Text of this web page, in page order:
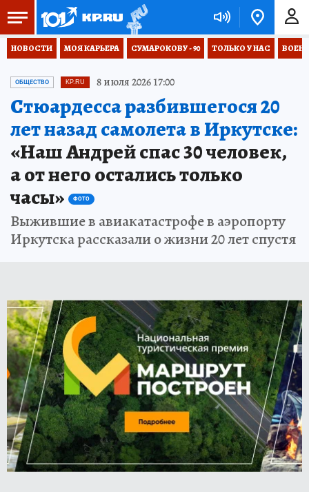
НОВОСТИ МОЯ КАРЬЕРА СУМАРОКОВУ - 90 ТОЛЬКО У НАС
ОБЩЕСТВО KP.RU 8 июля 2026 17:00
Стюардесса разбившегося 20
лет назад самолета в Иркутске:
«Наш Андрей спас 30 человек,
а от него остались только
часы»
ФОТО
Выжившие в авиакатастрофе в аэропорту
Иркутска рассказали о жизни 20 лет спустя